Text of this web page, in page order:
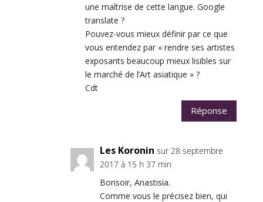
une maîtrise de cette langue. Google
translate ?
Pouvez-vous mieux définir par ce que
vous entendez par « rendre ses artistes
exposants beaucoup mieux lisibles sur
le marché de l’Art asiatique » ?
Cdt
Réponse
Les Koronin sur 28 septembre
2017 à 15 h 37 min
Bonsoir, Anastisia.
Comme vous le précisez bien, qui